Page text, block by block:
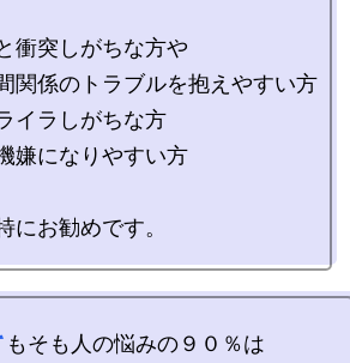
衝突しがちな方や
関係のトラブルを抱えやすい方
イラしがちな方
嫌になりやすい方
もそも人の悩みの９０％は